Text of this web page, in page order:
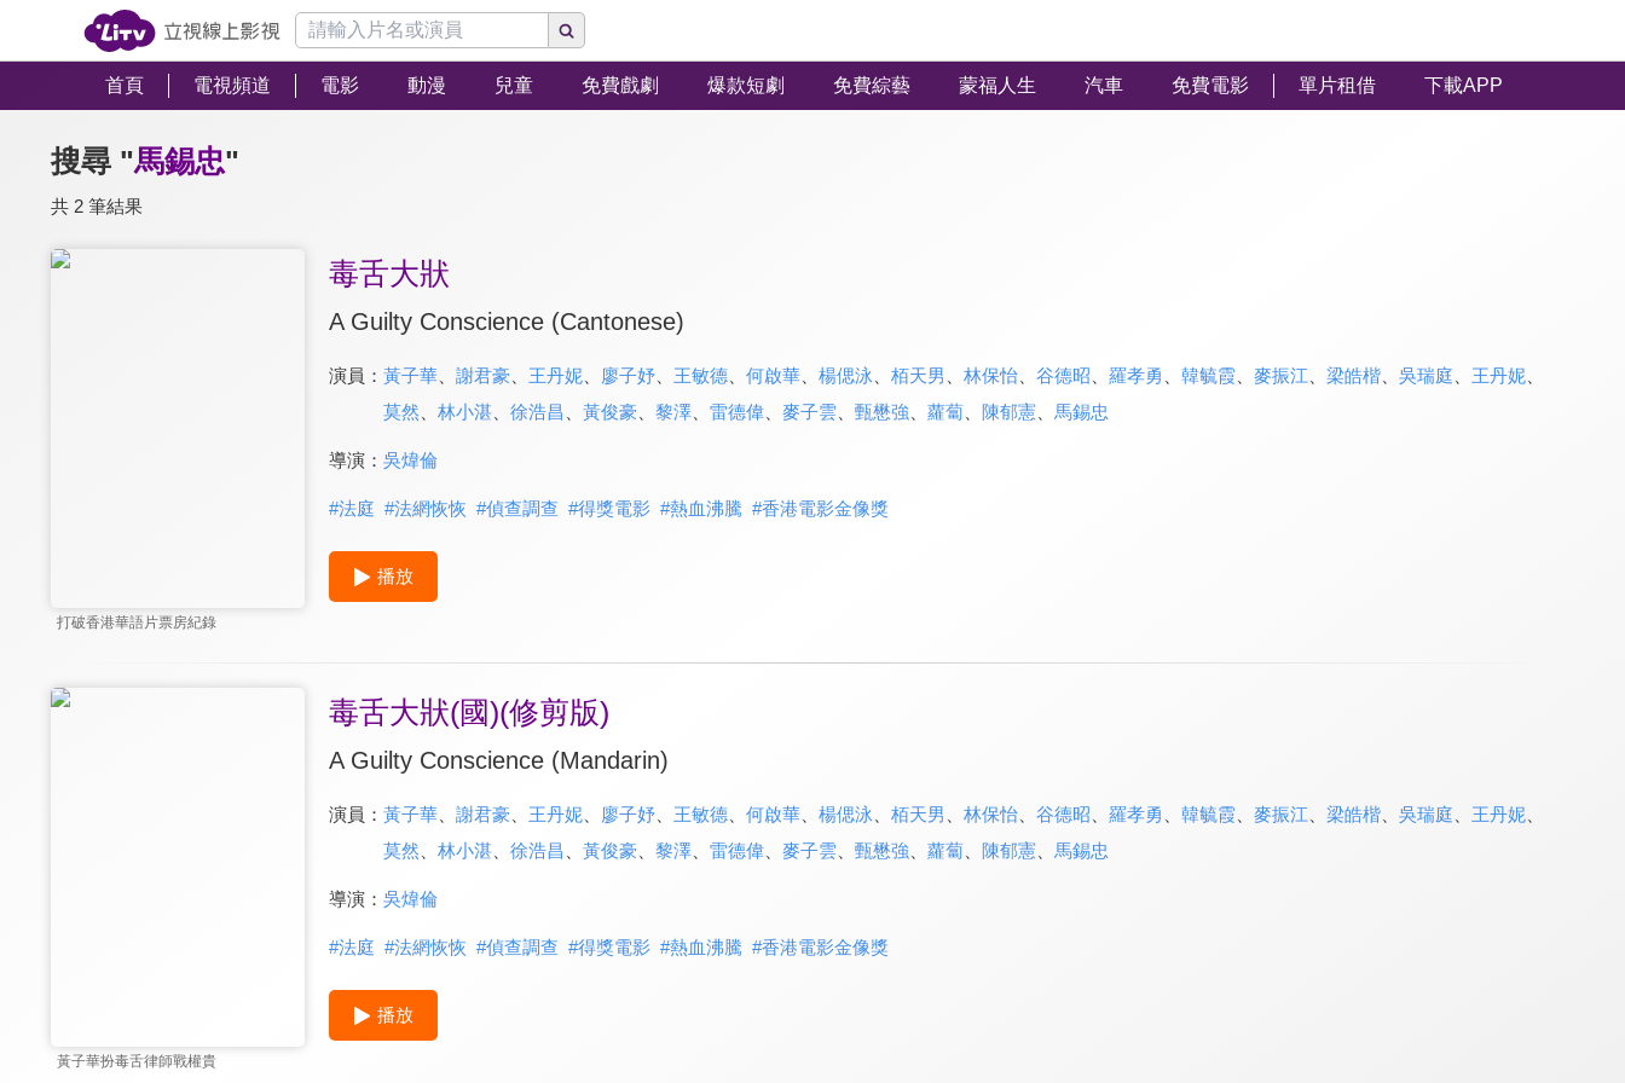
首頁 電視頻道 電影 動漫 兒童 免費戲劇 爆款短劇 免費綜藝 蒙福人生 汽車 免費電影 單片租借 下載APP
搜尋 "馬錫忠"
共 2 筆結果
打破香港華語片票房紀錄
毒舌大狀
A Guilty Conscience (Cantonese)
演員： 黃子華、 謝君豪 王丹妮、 廖子妤、 王敏德、 何啟華、 楊偲泳 栢天男 林保怡、 谷德昭 羅孝勇 韓毓霞 麥振江 梁皓楷、 吳瑞庭 王丹妮、
莫然
林小湛、 徐浩昌 黃俊豪 黎澤、 雷德偉、 麥子雲 甄懋強 蘿蔔、 陳郁憲、 馬錫忠
導演： 吳煒倫
#法庭 #法網恢恢 #偵查調查 #得獎電影 #熱血沸騰 #香港電影金像獎
播放
黃子華扮毒舌律師戰權貴
毒舌大狀(國)(修剪版)
A Guilty Conscience (Mandarin)
演員： 黃子華、 謝君豪 王丹妮、 廖子妤、 王敏德、 何啟華、 楊偲泳 栢天男 林保怡、 谷德昭 羅孝勇 韓毓霞 麥振江 梁皓楷、 吳瑞庭 王丹妮、
莫然
林小湛、 徐浩昌 黃俊豪 黎澤、 雷德偉、 麥子雲 甄懋強 蘿蔔、 陳郁憲、 馬錫忠
導演： 吳煒倫
#法庭 #法網恢恢 #偵查調查 #得獎電影 #熱血沸騰 #香港電影金像獎
播放